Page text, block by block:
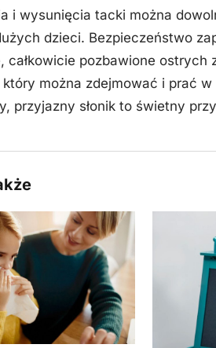
i wysunięcia tacki można
dzieci. Bezpieczeństwo
całkowicie pozbawione
który można zdejmować i prać
przyjazny słonik to świetny